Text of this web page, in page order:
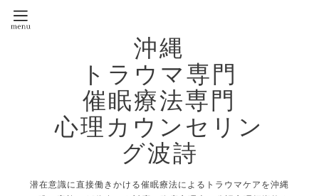
沖縄
トラウマ専門
催眠療法専門
心理カウンセリン
グ波詩
潜在意識に直接働きかける催眠療法によるトラウマケアを沖縄